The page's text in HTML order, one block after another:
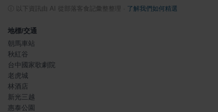
以下資訊由 AI 從部落客食記彙整整理 了解我們如何精選
地標/交通
朝馬車站
秋紅谷
台中國家歌劇院
老虎城
林酒店
新光三越
惠泰公園